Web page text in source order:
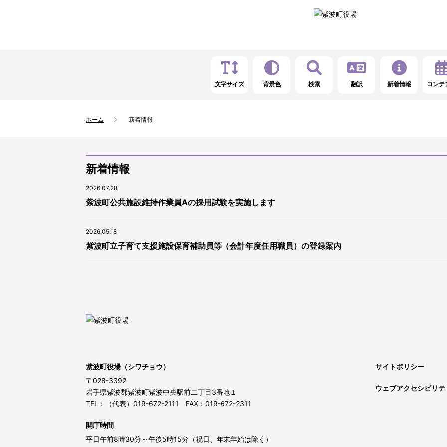
文字サイズ 背景色 検索 翻訳 新着情報 コンテ
ホーム 新着情報
新着情報
2026.07.28
紫波町公共施設維持作業員Aの採用試験を実施します
2026.05.18
紫波町立子育て支援施設保育補助員等（会計年度任用職員）の登録案内
紫波町役場（シワチョウ）
〒028-3392
岩手県紫波郡紫波町紫波中央駅前二丁目3番地１
TEL：（代表）019-672-2111 FAX：019-672-2311
開庁時間
平日午前8時30分～午後5時15分（祝日、年末年始は除く）
サイトポリシー
ウェブアクセシビリテ